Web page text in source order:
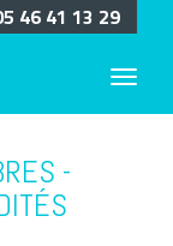
46 41 13 29
-